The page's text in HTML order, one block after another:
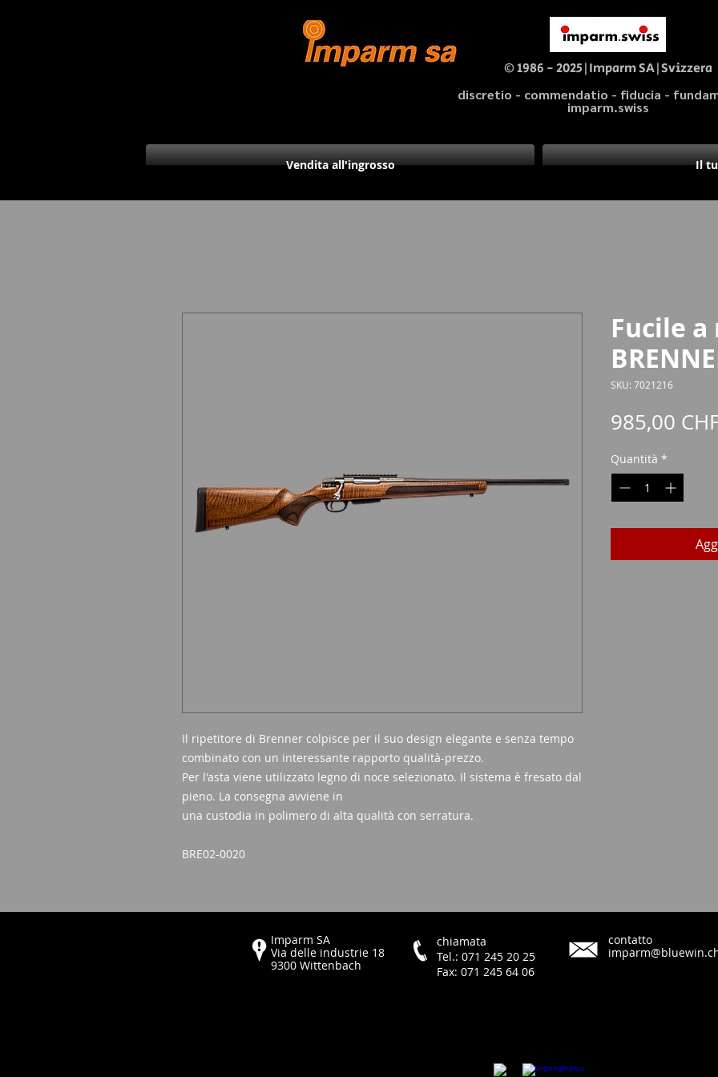
© 1986 - 2025|Imparm SA|Svizzera
discretio - commendatio - fiducia -
imparm.swiss
Vendita all'ingrosso Il
Il ripetitore di Brenner colpisce per il suo design elegante e senza tempo
combinato con un interessante rapporto qualità-prezzo.
Per l'asta viene utilizzato legno di noce selezionato. Il sistema è fresato dal
pieno. La consegna avviene in
una custodia in polimero di alta qualità con serratura.
BRE02-0020
Fucile
SKU: 7021216
985,00
Quantità *
Imparm SA
Via delle industrie 18
9300 Wittenbach
chiamata
Tel.: 071 245 20 25
Fax: 071 245 64 06
contatto